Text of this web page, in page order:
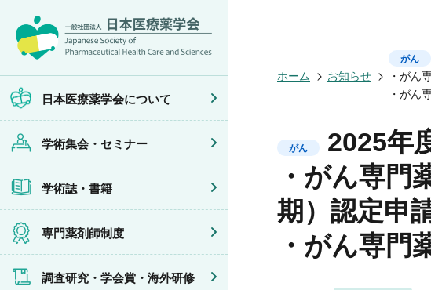
日本医療薬学会について
日本医療薬学会についてトッ
設立趣旨・活動概要
規程・細則
情報公開
学会概要
薬剤師業務に関する情報提供
学術集会・セミナー
開催予定のイベント一覧
医療薬学公開シンポジウム
フレッシャーズ・カンファラ
がん専門薬剤師集中教育講座
がん専門薬剤師全体会議
がん専門薬剤師アドバンスト
症例関連セミナー
その他の主催イベント
共催・後援イベント
学術誌・書籍
出版書籍
専門薬剤師制度
医療薬学専門薬剤師制度
がん専門薬剤師制度
薬物療法専門薬剤師制度
調査研究・学会賞・海外研修
海外研修
他団体との連携協力トップ
イベントの共催・後援
連携協力団体からのお知らせ
ホーム お知らせ
がん
・がん
・がん
がん
2025年
・がん専門
期）認定申
・がん専門